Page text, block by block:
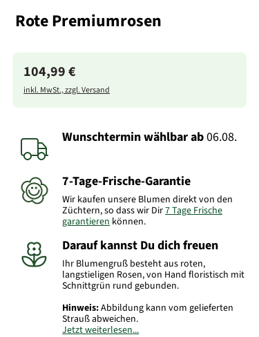
Rote Premiumrosen
104,99 €
inkl. MwSt., zzgl. Versand
Wunschtermin wählbarab06.08.
7-Tage-Frische-Garantie
Wir kaufen unsere Blumen direkt von den
Züchtern, so dass wir Dir7 Tage Frische
garantieren können.
Darauf kannst Du dich freuen
Ihr Blumengruß besteht aus roten,
langstieligen Rosen, von Hand floristisch mit
Schnittgrün rund gebunden.
Hinweis:Abbildung kann vom gelieferten
Strauß abweichen.
Jetzt weiterlesen...